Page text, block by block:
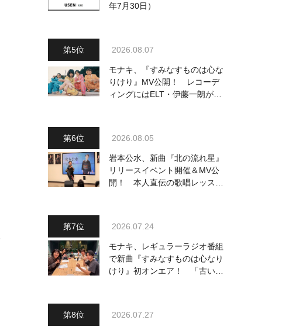
年7月30日）
2026.08.07
モナキ、『すみなすものは心な
りけり』MV公開！ レコーデ
ィングにはELT・伊藤一朗がリ
2026.08.05
岩本公水、新曲『北の流れ星』
リリースイベント開催＆MV公
開！ 本人直伝の歌唱レッスン
2026.07.24
モナキ、レギュラーラジオ番組
で新曲『すみなすものは心なり
けり』初オンエア！ 「古い言
2026.07.27